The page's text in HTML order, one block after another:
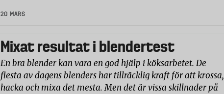
20 MARS
Mixat resultat i blendertest
En bra blender kan vara en god hjälp i köksarbetet. De
flesta av dagens blenders har tillräcklig kraft för att krossa,
hacka och mixa det mesta. Men det är vissa skillnader på